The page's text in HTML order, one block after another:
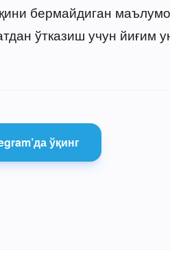
бермайдиган
ўтказиш учун йиғим
ўқинг